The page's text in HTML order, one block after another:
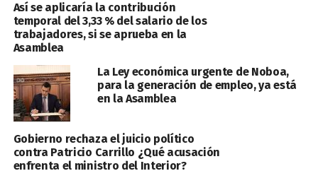
Así se aplicaría la contribución
temporal del 3,33 % del salario de los
trabajadores, si se aprueba en la
Asamblea
La Ley económica urgente de Noboa,
para la generación de empleo, ya está
en la Asamblea
Gobierno rechaza el juicio político
contra Patricio Carrillo ¿Qué acusación
enfrenta el ministro del Interior?